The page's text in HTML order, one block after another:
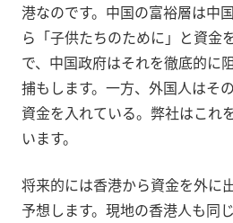
港なのです。中国の富裕層は中
ら「子供たちのために」と資金
で、中国政府はそれを徹底的に
捕もします。一方、外国人はそ
資金を入れている。弊社はこれ
います。
将来的には香港から資金を外に
予想します。現地の香港人も同